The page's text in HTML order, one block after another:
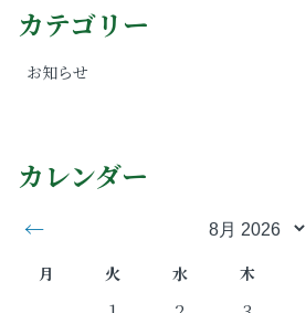
カテゴリー
お知らせ
カレンダー
←
月 火 水 木